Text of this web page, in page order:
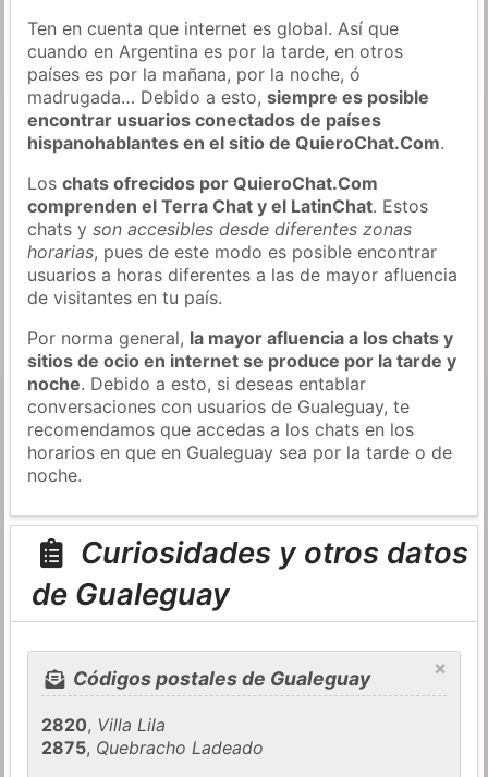
Ten en cuenta que internet es global. Así que
cuando en Argentina es por la tarde, en otros
países es por la mañana, por la noche, ó
madrugada… Debido a esto,siempre es posible
encontrar usuarios conectados de países
hispanohablantes en el sitio de QuieroChat.Com.
Loschats ofrecidos por QuieroChat.Com
comprenden el Terra Chat y el LatinChat. Estos
chats yson accesibles desde diferentes zonas
horarias, pues de este modo es posible encontrar
usuarios a horas diferentes a las de mayor afluencia
de visitantes en tu país.
Por norma general, la mayor afluencia a los chats y
sitios de ocio en internet se produce por la tarde y
noche. Debido a esto, si deseas entablar
conversaciones con usuarios de Gualeguay, te
recomendamos que accedas a los chats en los
horarios en que en Gualeguay sea por la tarde o de
noche.
Curiosidades y otros datos
de Gualeguay
×
Códigos postales de Gualeguay
2820, Villa Lila
2875, Quebracho Ladeado